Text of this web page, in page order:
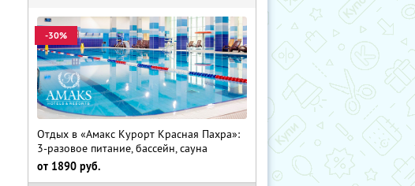
-30%
Отдых в «Амакс Курорт ‎Красная Пахра»:
3-разовое питание, бассейн, сауна
от 1890 руб.